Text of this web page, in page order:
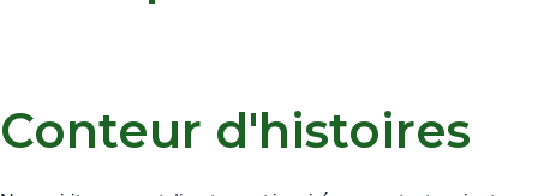
Conteur d'histoires